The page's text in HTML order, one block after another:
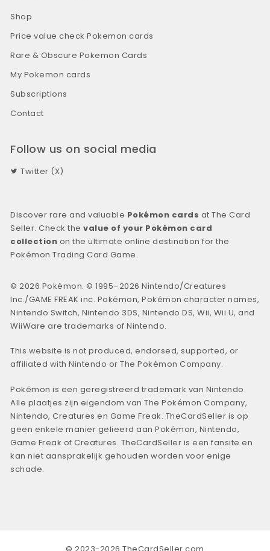
Shop
Price value check Pokemon cards
Rare & Obscure Pokemon Cards
My Pokemon cards
Subscriptions
Contact
Follow us on social media
Twitter (X)
Discover rare and valuable Pokémon cards at The Card
Seller. Check thevalue of your Pokémon card
collection on the ultimate online destination for the
Pokémon Trading Card Game.
© 2026 Pokémon. © 1995–2026 Nintendo/Creatures
Inc./GAME FREAK inc. Pokémon, Pokémon character names,
Nintendo Switch, Nintendo 3DS, Nintendo DS, Wii, Wii U, and
WiiWare are trademarks of Nintendo.
This website is not produced, endorsed, supported, or
affiliated with Nintendo or The Pokémon Company.
Pokémon is een geregistreerd trademark van Nintendo.
Alle plaatjes zijn eigendom van The Pokémon Company,
Nintendo, Creatures en Game Freak. TheCardSeller is op
geen enkele manier gelieerd aan Pokémon, Nintendo,
Game Freak of Creatures. TheCardSeller is een fansite en
kan niet aansprakelijk gehouden worden voor enige
schade.
© 2023-2026 TheCardSeller.com